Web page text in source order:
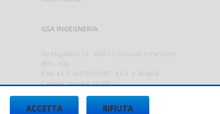
GSA INGEGNERIA
Via Magellano 10 - 40017 S. Giovanni in Persiceto
(BO) - Italy
P.IVA e C.F. 02376191207 - R.E.A. n. 434858
Capitale sociale € 10.000 i.v.
www.sicurezza-ambiente.it
RIFIUTA
ACCETTA